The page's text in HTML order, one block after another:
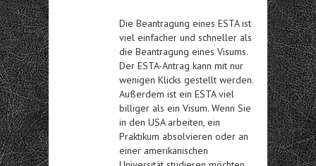
Die Beantragung eines ESTA ist
viel einfacher und schneller als
die Beantragung eines Visums.
Der ESTA-Antrag kann mit nur
wenigen Klicks gestellt werden.
Außerdem ist ein ESTA viel
billiger als ein Visum. Wenn Sie
in den USA arbeiten, ein
Praktikum absolvieren oder an
einer amerikanischen